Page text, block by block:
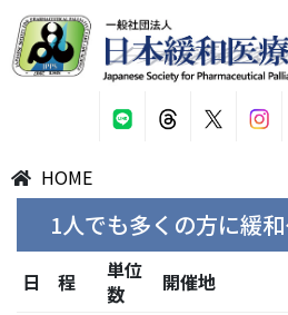
HOME
1人でも多くの方に緩
日 程
単位
数
開催地